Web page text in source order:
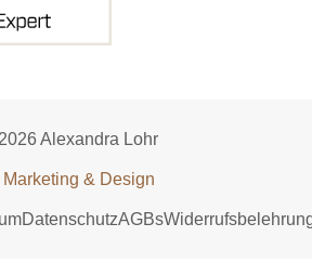
Alexandra Lohr
Marketing & Design
DatenschutzAGBs